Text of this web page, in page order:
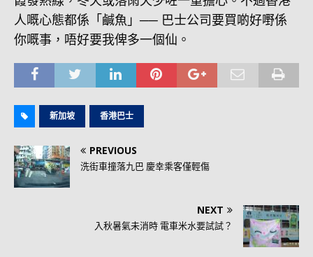
人嘅心態都係「鹹魚」── 巴士公司要買啲好嘢係
你嘅事，唔好要我俾多一個仙。
新加坡 香港巴士
PREVIOUS
洗街車撞落九巴 慶幸乘客僅輕傷
NEXT
入秋暑氣未消時 電車米水要試試？